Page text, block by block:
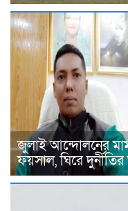
জুলাই আন্দোলনের
ফয়সাল, ঘিরে